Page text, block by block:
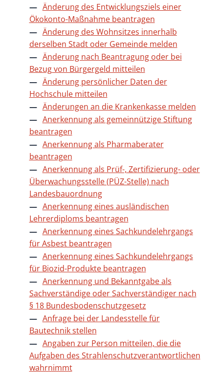
Änderung des Entwicklungsziels einer
Ökokonto-Maßnahme beantragen
Änderung des Wohnsitzes innerhalb
derselben Stadt oder Gemeinde melden
Änderung nach Beantragung oder bei
Bezug von Bürgergeld mitteilen
Änderung persönlicher Daten der
Hochschule mitteilen
Änderungen an die Krankenkasse melden
Anerkennung als gemeinnützige Stiftung
beantragen
Anerkennung als Pharmaberater
beantragen
Anerkennung als Prüf-, Zertifizierung- oder
Überwachungsstelle (PÜZ-Stelle) nach
Landesbauordnung
Anerkennung eines ausländischen
Lehrerdiploms beantragen
Anerkennung eines Sachkundelehrgangs
für Asbest beantragen
Anerkennung eines Sachkundelehrgangs
für Biozid-Produkte beantragen
Anerkennung und Bekanntgabe als
Sachverständige oder Sachverständiger nach
§ 18 Bundesbodenschutzgesetz
Anfrage bei der Landesstelle für
Bautechnik stellen
Angaben zur Person mitteilen, die die
Aufgaben des Strahlenschutzverantwortlichen
wahrnimmt